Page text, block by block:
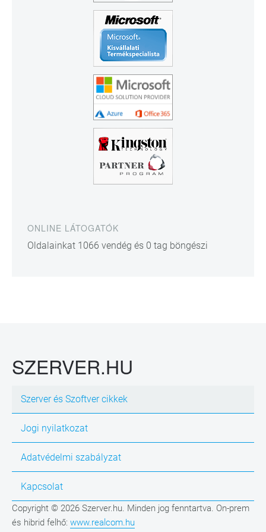
ONLINE LÁTOGATÓK
Oldalainkat 1066 vendég és 0 tag böngészi
SZERVER.HU
Szerver és Szoftver cikkek
Jogi nyilatkozat
Adatvédelmi szabályzat
Kapcsolat
Copyright © 2026 Szerver.hu. Minden jog fenntartva. On-prem
és hibrid felhő: www.realcom.hu